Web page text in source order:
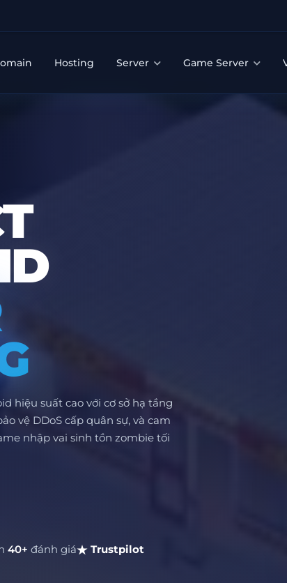
Hosting Server Game Server
hiệu suất cao với cơ sở hạ tầng
vệ DDoS cấp quân sự, và cam
nhập vai sinh tồn zombie tối
40+ đánh giá Trustpilot